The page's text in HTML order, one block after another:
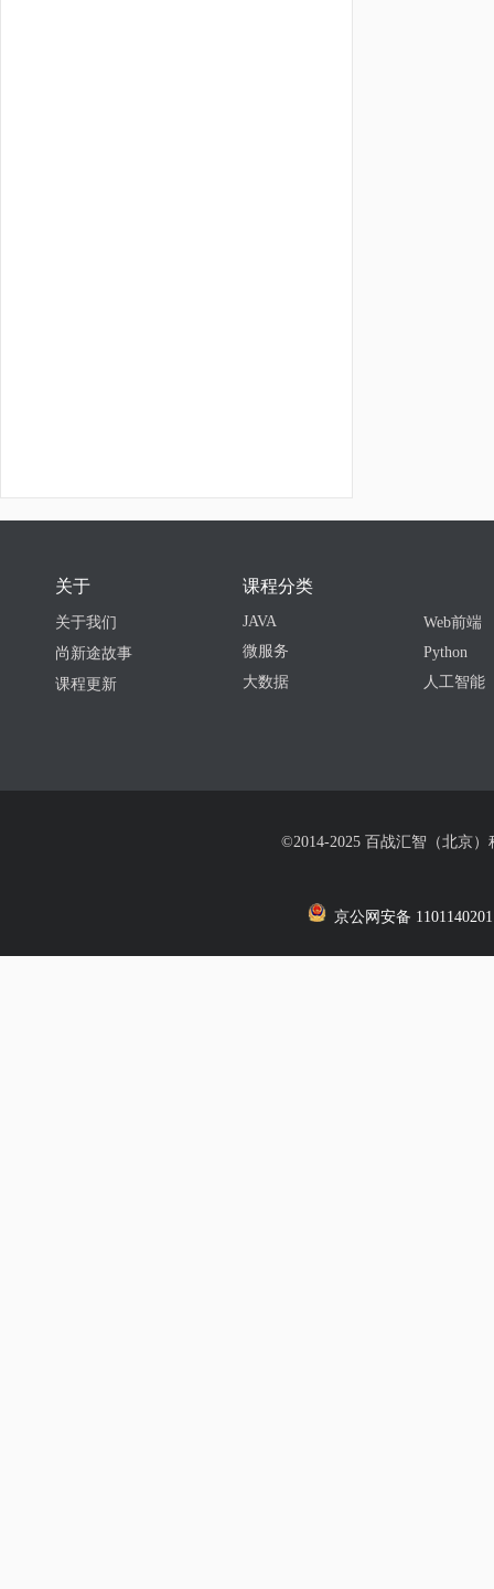
关于
关于我们
尚新途故事
课程更新
课程分类
JAVA
微服务
大数据
Web前端
Python
人工智能
©2014-2025 百战汇智（北京
京公网安备